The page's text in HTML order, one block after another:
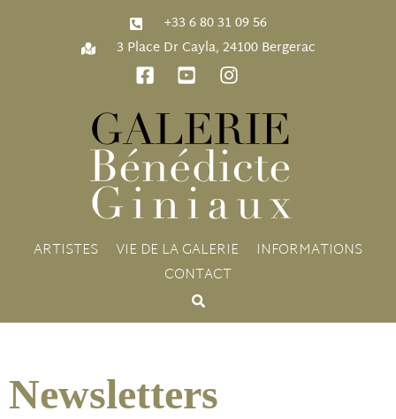
‭+33 6 80 31 09 56‬
3 Place Dr Cayla, 24100 Bergerac
ARTISTES VIE DE LA GALERIE
INFORMATIONS
CONTACT
Newsletters